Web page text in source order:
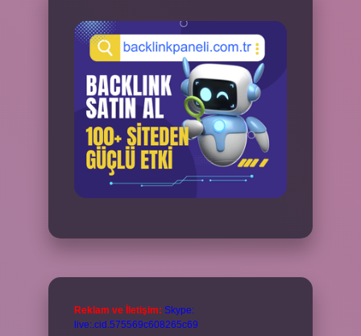
Reklam ve İletişim: Skype:
live:.cid.575569c608265c69